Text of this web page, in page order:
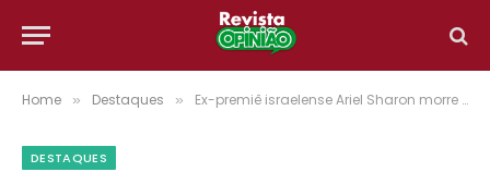
Home » Destaques » Ex-premiê israelense Ariel Sharon morre em Israel aos 85 anos
DESTAQUES